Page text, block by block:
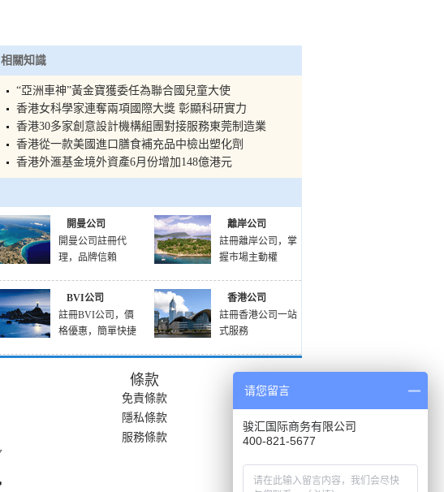
相關知識
“亞洲車神”黃金寶獲委任為聯合國兒童大使
香港女科學家連奪兩項國際大獎 彰顯科研實力
香港30多家創意設計機構組團對接服務東莞制造業
香港從一款美國進口膳食補充品中檢出塑化劑
香港外滙基金境外資產6月份增加148億港元
開曼公司
開曼公司註冊代
理，品牌信賴
離岸公司
註冊離岸公司，掌
握市場主動權
BVI公司
註冊BVI公司，價
格優惠，簡單快捷
香港公司
註冊香港公司一站
式服務
條款
免責條款
隱私條款
服務條款
请您留言
骏汇国际商务有限公司
400-821-5677